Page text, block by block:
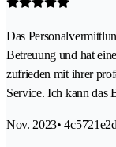
Das
Betreuung und hat
zufrieden mit ihrer
Service. Ich kann das
Nov. 2023•